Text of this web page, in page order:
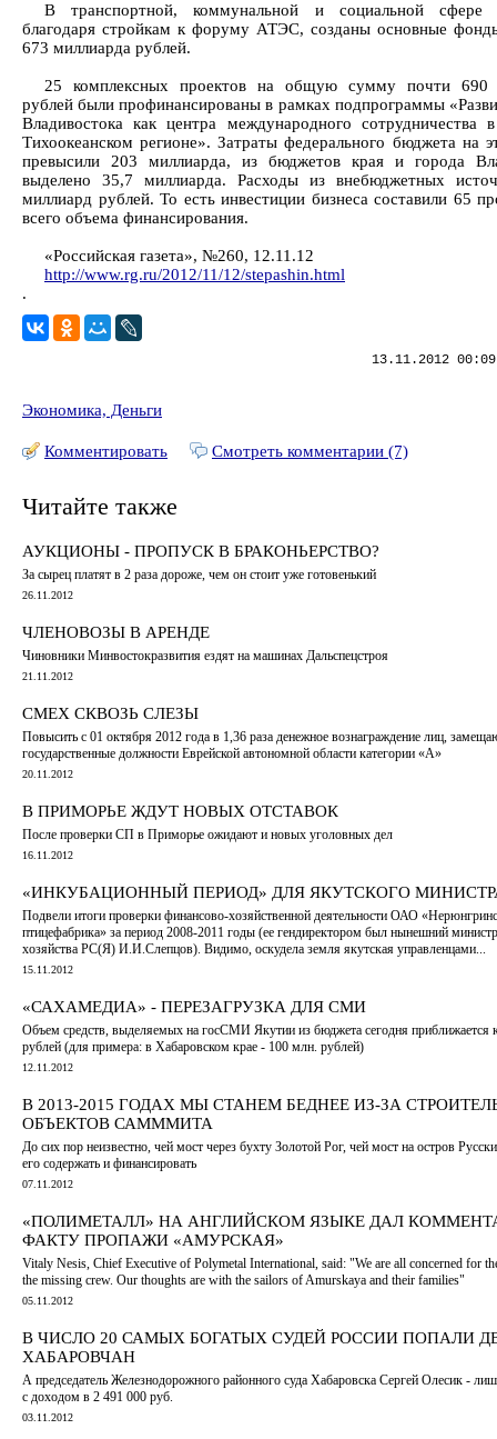
В транспортной, коммунальной и социальной сфере
благодаря стройкам к форуму АТЭС, созданы основные
673 миллиарда рублей.
25 комплексных проектов на общую сумму почти 690
рублей были профинансированы в рамках подпрограммы
Владивостока как центра международного сотрудничества
Тихоокеанском регионе». Затраты федерального бюджета на
превысили 203 миллиарда, из бюджетов края и города
выделено 35,7 миллиарда. Расходы из внебюджетных
миллиард рублей. То есть инвестиции бизнеса составили 65
всего объема финансирования.
«Российская газета», №260, 12.11.12
http://www.rg.ru/2012/11/12/stepashin.html
.
13.11.2012
Экономика, Деньги
Комментировать Смотреть комментарии (7)
Читайте также
АУКЦИОНЫ - ПРОПУСК В БРАКОНЬЕРСТВО?
За сырец платят в 2 раза дороже, чем он стоит уже готовенький
26.11.2012
ЧЛЕНОВОЗЫ В АРЕНДЕ
Чиновники Минвостокразвития ездят на машинах Дальспецстроя
21.11.2012
СМЕХ СКВОЗЬ СЛЕЗЫ
Повысить с 01 октября 2012 года в 1,36 раза денежное вознаграждение лиц,
государственные должности Еврейской автономной области категории «А»
20.11.2012
В ПРИМОРЬЕ ЖДУТ НОВЫХ ОТСТАВОК
После проверки СП в Приморье ожидают и новых уголовных дел
16.11.2012
«ИНКУБАЦИОННЫЙ ПЕРИОД» ДЛЯ ЯКУТСКОГО
Подвели итоги проверки финансово-хозяйственной деятельности ОАО
птицефабрика» за период 2008-2011 годы (ее гендиректором был нынешний министр
хозяйства РС(Я) И.И.Слепцов). Видимо, оскудела земля якутская управленцами...
15.11.2012
«САХАМЕДИА» - ПЕРЕЗАГРУЗКА ДЛЯ СМИ
Объем средств, выделяемых на госСМИ Якутии из бюджета сегодня приближается
рублей (для примера: в Хабаровском крае - 100 млн. рублей)
12.11.2012
В 2013-2015 ГОДАХ МЫ СТАНЕМ БЕДНЕЕ ИЗ-ЗА
ОБЪЕКТОВ САМММИТА
До сих пор неизвестно, чей мост через бухту Золотой Рог, чей мост на остров
его содержать и финансировать
07.11.2012
«ПОЛИМЕТАЛЛ» НА АНГЛИЙСКОМ ЯЗЫКЕ ДАЛ
ФАКТУ ПРОПАЖИ «АМУРСКАЯ»
Vitaly Nesis, Chief Executive of Polymetal International, said: "We are all concerned for
the missing crew. Our thoughts are with the sailors of Amurskaya and their families"
05.11.2012
В ЧИСЛО 20 САМЫХ БОГАТЫХ СУДЕЙ РОССИИ ПОПАЛИ
ХАБАРОВЧАН
А председатель Железнодорожного районного суда Хабаровска Сергей Олесик -
с доходом в 2 491 000 руб.
03.11.2012